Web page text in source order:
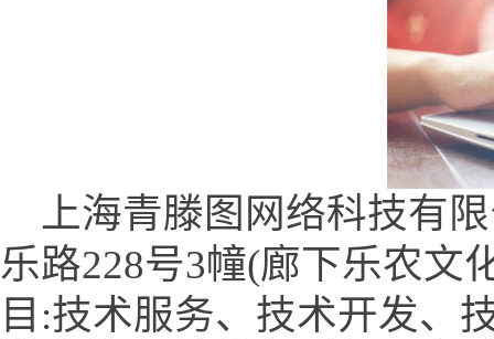
上海青滕图网络科技有
乐路228号3幢(廊下乐农文
目:技术服务、技术开发、